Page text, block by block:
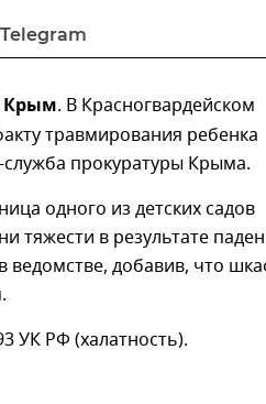
Telegram
Крым. В Красногвардейском
травмирования ребенка
прокуратуры Крыма.
одного из детских садов
тяжести в результате
добавив, что
УК РФ (халатность).